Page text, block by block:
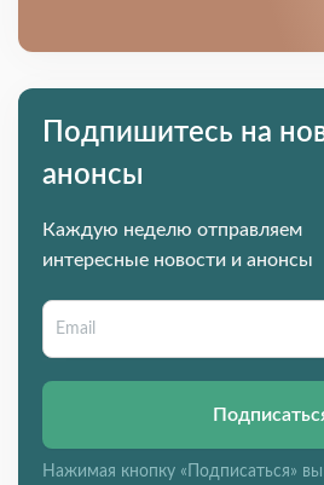
Подпишитесь на
анонсы
Каждую неделю отправляем
интересные новости и анонсы
Нажимая кнопку «Подписаться» вы